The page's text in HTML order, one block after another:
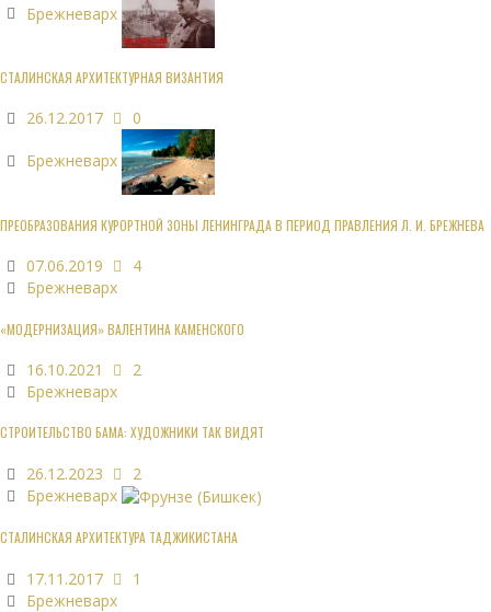
Брежневарх
СТАЛИНСКАЯ АРХИТЕКТУРНАЯ ВИЗАНТИЯ
26.12.2017 0
Брежневарх
ПРЕОБРАЗОВАНИЯ КУРОРТНОЙ ЗОНЫ ЛЕНИНГРАДА В ПЕРИОД ПРАВЛЕНИЯ Л. И. БРЕЖНЕВА
07.06.2019
4
Брежневарх
«МОДЕРНИЗАЦИЯ» ВАЛЕНТИНА КАМЕНСКОГО
16.10.2021
2
Брежневарх
СТРОИТЕЛЬСТВО БАМА: ХУДОЖНИКИ ТАК ВИДЯТ
26.12.2023
2
Брежневарх
СТАЛИНСКАЯ АРХИТЕКТУРА ТАДЖИКИСТАНА
17.11.2017
1
Брежневарх